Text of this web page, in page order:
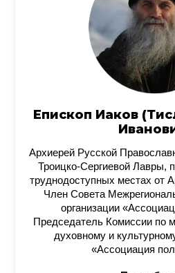
Епископ Иаков
Архиерей Русской
Троицко-Сергиевой Лавры,
труднодоступных местах от
Член Совета
организации
Председатель Комиссии по
духовному и
«Ассоциация